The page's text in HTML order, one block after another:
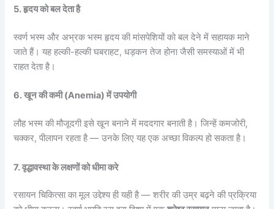
5. हृदय को बल देता है
स्वर्ण भस्म और अभ्रक भस्म हृदय की मांसपेशियों को बल देने में सहायक माने
जाते हैं। यह हल्की-हल्की घबराहट, धड़कन तेज होना जैसी समस्याओं में भी
राहत देता है।
6. खून की कमी (Anemia) में उपयोगी
लौह भस्म की मौजूदगी इसे खून बनाने में मददगार बनाती है। जिन्हें कमजोरी,
चक्कर, पीलापन रहता है — उनके लिए यह एक अच्छा विकल्प हो सकता है।
7. वृद्धावस्था के लक्षणों को धीमा करे
रसायन चिकित्सा का मूल उद्देश्य ही यही है — शरीर की उम्र बढ़ने की प्रक्रिया